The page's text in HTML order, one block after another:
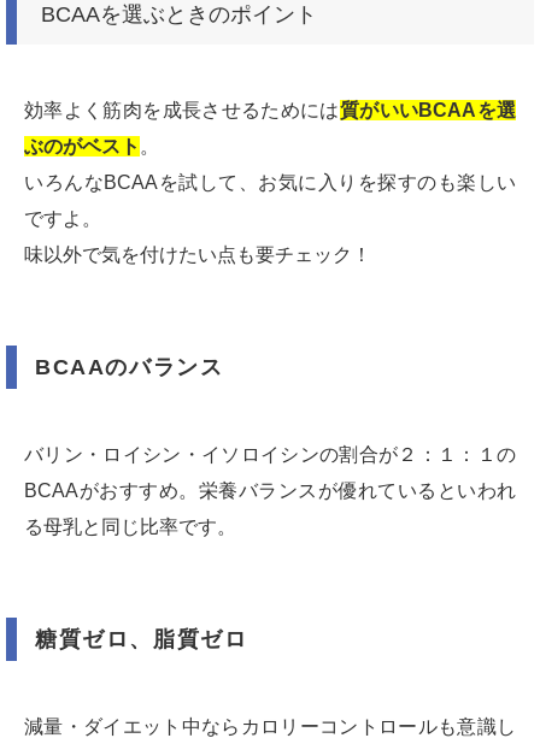
BCAAを選ぶときのポイント
効率よく筋肉を成長させるためには質がいいBCAAを選
ぶのがベスト 。
いろんなBCAAを試して、お気に入りを探すのも楽しい
ですよ。
味以外で気を付けたい点も要チェック！
BCAAのバランス
バリン・ロイシン・イソロイシンの割合が２：１：１の
BCAAがおすすめ。栄養バランスが優れているといわれ
る母乳と同じ比率です。
糖質ゼロ、脂質ゼロ
減量・ダイエット中ならカロリーコントロールも意識し